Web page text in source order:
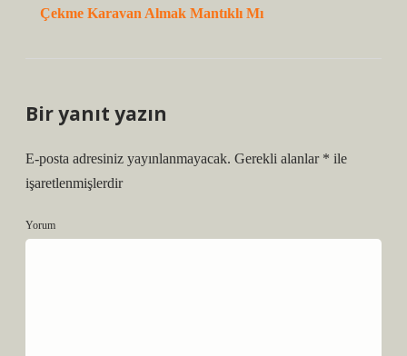
Çekme Karavan Almak Mantıklı Mı
Bir yanıt yazın
E-posta adresiniz yayınlanmayacak. Gerekli alanlar * ile
işaretlenmişlerdir
Yorum